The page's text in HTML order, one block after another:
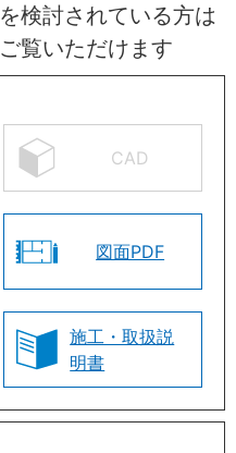
検討されている方は
覧いただけます
CAD
図面PDF
施工・取扱説
明書